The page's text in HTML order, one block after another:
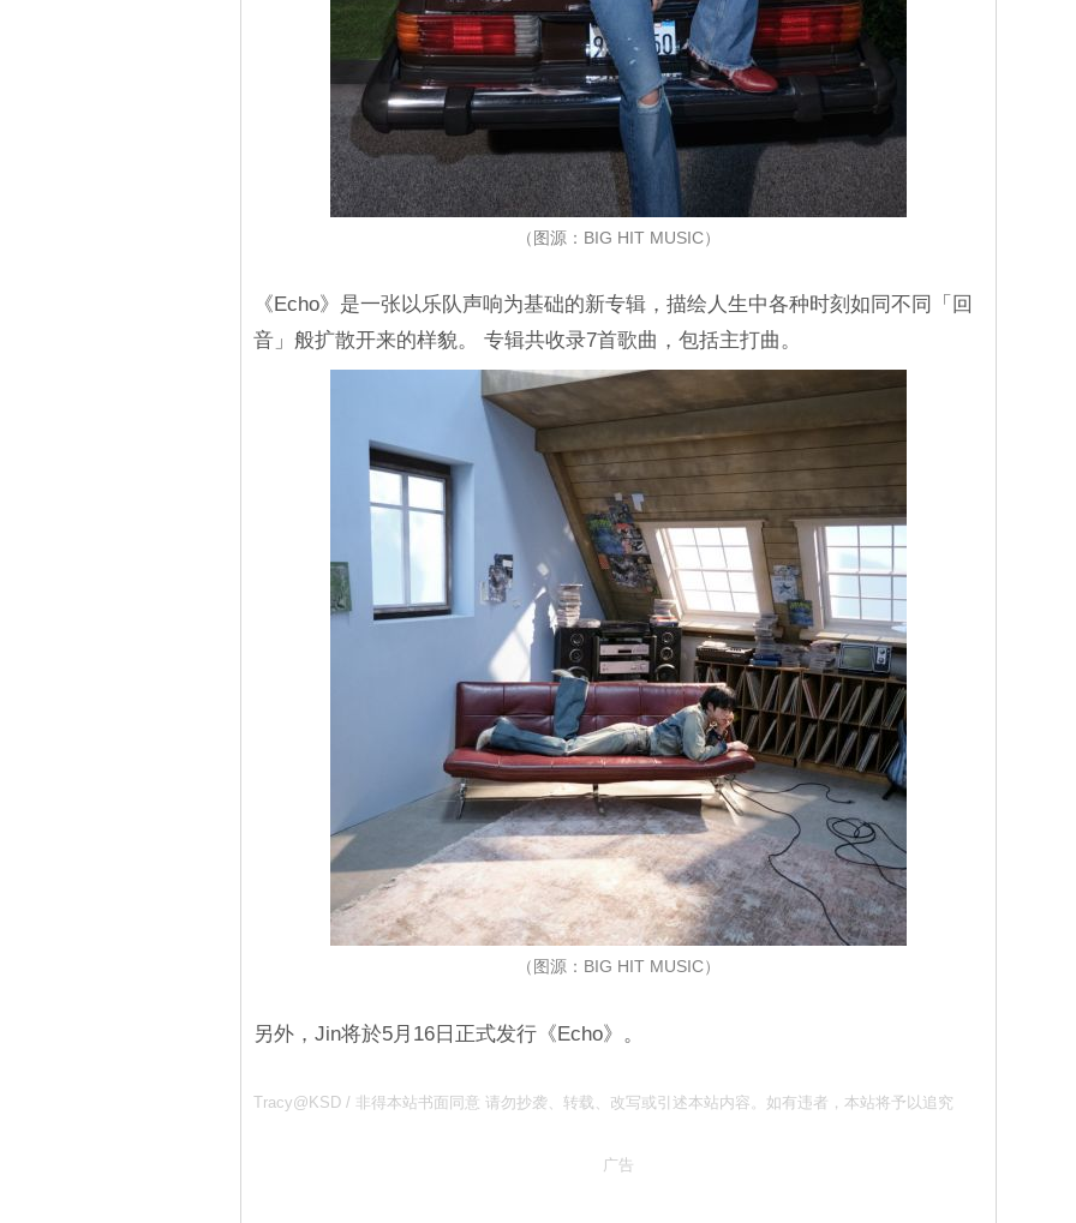
（图源：BIG HIT MUSIC）
《Echo》是一张以乐队声响为基础的新专辑，描绘人生中各种时刻如同不同「回
音」般扩散开来的样貌。 专辑共收录7首歌曲，包括主打曲。
（图源：BIG HIT MUSIC）
另外，Jin将於5月16日正式发行《Echo》。
Tracy@KSD / 非得本站书面同意 请勿抄袭、转载、改写或引述本站内容。如有违者，本站将予以追究
广告